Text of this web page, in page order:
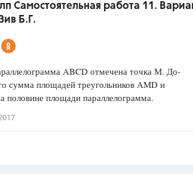
Учебники
Разумовская
Рудзитис Г.Е.,
Самостоятельная работа 11.
Б.Г.
ABCD отмечена точка М. До-
сумма площадей треугольников AMD и
половине площади параллелограмма.